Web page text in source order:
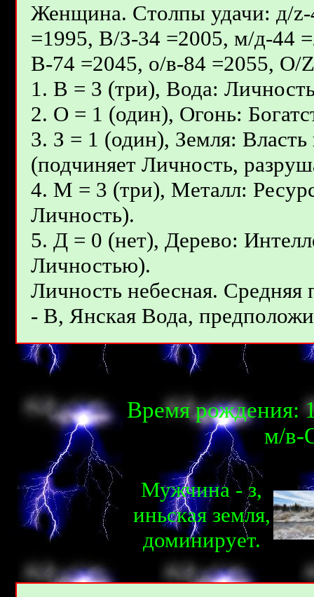
Женщина. Столпы удачи: д/
=1995, В/З-34 =2005, м/д-44
В-74 =2045, о/в-84 =2055, О/
1. В = 3 (три), Вода:
2. О = 1 (один), Огонь:
3. З = 1 (один), Земля:
(подчиняет Личность,
4. М = 3 (три), Металл:
Личность).
5. Д = 0 (нет), Дерево:
Личностью).
Личность небесная.
- В, Янcкая Вода,
Время рождения:
м/в-
Мужчина - з,
иньcкая земля,
доминирует.